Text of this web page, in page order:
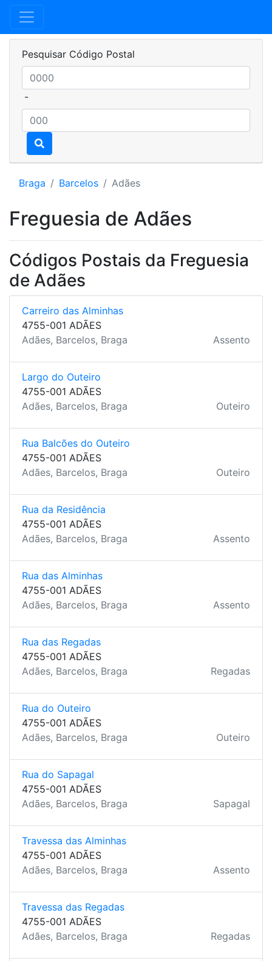
Pesquisar Código Postal
-
Braga Barcelos Adães
Freguesia de Adães
Códigos Postais da Freguesia
de Adães
Carreiro das Alminhas
4755-001 ADÃES
Adães, Barcelos, Braga
Assento
Largo do Outeiro
4755-001 ADÃES
Adães, Barcelos, Braga
Outeiro
Rua Balcões do Outeiro
4755-001 ADÃES
Adães, Barcelos, Braga
Outeiro
Rua da Residência
4755-001 ADÃES
Adães, Barcelos, Braga
Assento
Rua das Alminhas
4755-001 ADÃES
Adães, Barcelos, Braga
Assento
Rua das Regadas
4755-001 ADÃES
Adães, Barcelos, Braga
Regadas
Rua do Outeiro
4755-001 ADÃES
Adães, Barcelos, Braga
Outeiro
Rua do Sapagal
4755-001 ADÃES
Adães, Barcelos, Braga
Sapagal
Travessa das Alminhas
4755-001 ADÃES
Adães, Barcelos, Braga
Assento
Travessa das Regadas
4755-001 ADÃES
Adães, Barcelos, Braga
Regadas